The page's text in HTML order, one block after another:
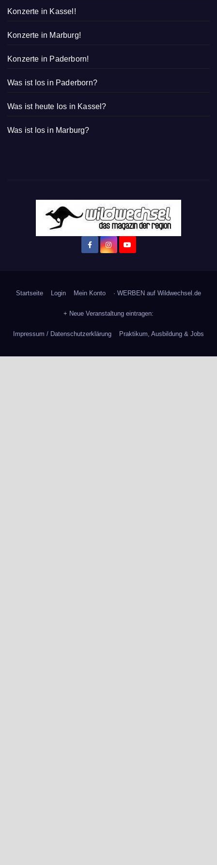
Konzerte in Kassel!
Konzerte in Marburg!
Konzerte in Paderborn!
Was ist los in Paderborn?
Was ist heute los in Kassel?
Was ist los in Marburg?
Startseite Login Mein Konto · WERBEN auf Wildwechsel.de
+ Neue Veranstaltung eintragen:
Impressum / Datenschutzerklärung Praktikum, Ausbildung & Jobs